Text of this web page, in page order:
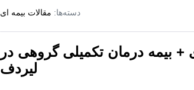
بیمه
درمان
+
بیمه
درمان
تکمیلی
دسته‌ها: مقالات بیمه ای
+ بیمه درمان تکمیلی گروهی در
لیردف